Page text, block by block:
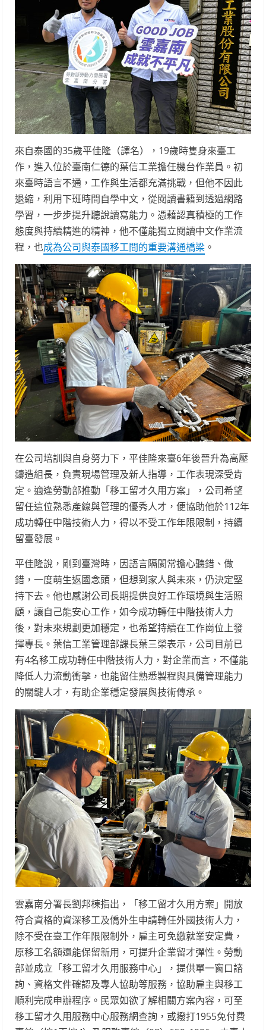
來自泰國的35歲平佳隆（譯名），19歲時隻身來臺工
作，進入位於臺南仁德的葉信工業擔任機台作業員。初
來臺時語言不通，工作與生活都充滿挑戰，但他不因此
退縮，利用下班時間自學中文，從閱讀書籍到透過網路
學習，一步步提升聽說讀寫能力。憑藉認真積極的工作
態度與持續精進的精神，他不僅能獨立閱讀中文作業流
程，也成為公司與泰國移工間的重要溝通橋梁 。
在公司培訓與自身努力下，平佳隆來臺6年後晉升為高壓
鑄造組長，負責現場管理及新人指導，工作表現深受肯
定。適逢勞動部推動「移工留才久用方案」，公司希望
留任這位熟悉產線與管理的優秀人才，便協助他於112年
成功轉任中階技術人力，得以不受工作年限限制，持續
留臺發展。
平佳隆說，剛到臺灣時，因語言隔閡常擔心聽錯、做
錯，一度萌生返國念頭，但想到家人與未來，仍決定堅
持下去。他也感謝公司長期提供良好工作環境與生活照
顧，讓自己能安心工作，如今成功轉任中階技術人力
後，對未來規劃更加穩定，也希望持續在工作崗位上發
揮專長。葉信工業管理部課長葉三榮表示，公司目前已
有4名移工成功轉任中階技術人力，對企業而言，不僅能
降低人力流動衝擊，也能留住熟悉製程與具備管理能力
的關鍵人才，有助企業穩定發展與技術傳承。
雲嘉南分署長劉邦棟指出，「移工留才久用方案」開放
符合資格的資深移工及僑外生申請轉任外國技術人力，
除不受在臺工作年限限制外，雇主可免繳就業安定費，
原移工名額還能保留新用，可提升企業留才彈性。勞動
部並成立「移工留才久用服務中心」，提供單一窗口諮
詢、資格文件確認及專人協助等服務，協助雇主與移工
順利完成申辦程序。民眾如欲了解相關方案內容，可至
移工留才久用服務中心服務網查詢，或撥打1955免付費